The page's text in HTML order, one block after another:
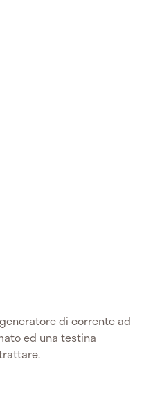
di corrente ad
ed una testina